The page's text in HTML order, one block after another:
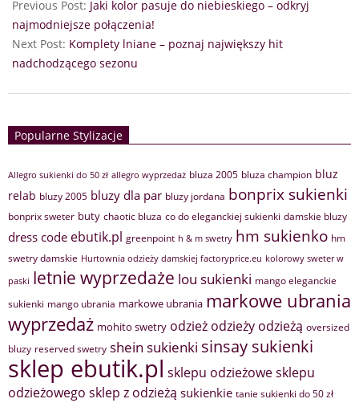
Previous Post: Jaki kolor pasuje do niebieskiego – odkryj
najmodniejsze połączenia!
Next Post: Komplety lniane – poznaj największy hit
nadchodzącego sezonu
Popularne Stylizacje
Allegro sukienki do 50 zł allegro wyprzedaż bluza 2005 bluza champion bluz
relab bluzy 2005 bluzy dla par bluzy jordana bonprix sukienki
bonprix sweter buty chaotic bluza co do eleganckiej sukienki damskie bluzy
dress code ebutik.pl greenpoint h & m swetry hm sukienko hm
swetry damskie Hurtownia odzieży damskiej factoryprice.eu kolorowy sweter w
paski letnie wyprzedaże lou sukienki mango eleganckie
sukienki mango ubrania markowe ubrania markowe ubrania
wyprzedaż mohito swetry odzież odzieży odzieżą oversized
bluzy reserved swetry shein sukienki sinsay sukienki
sklep ebutik.pl sklepu odzieżowesklepu
odzieżowego sklep z odzieżą sukienkie tanie sukienki do 50 zł